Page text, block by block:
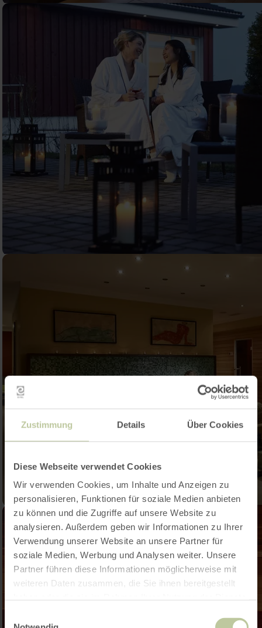
Zustimmung Details Über Cookies
Diese Webseite verwendet Cookies
Wir verwenden Cookies, um Inhalte und Anzeigen zu
personalisieren, Funktionen für soziale Medien anbieten
zu können und die Zugriffe auf unsere Website zu
analysieren. Außerdem geben wir Informationen zu Ihrer
Verwendung unserer Website an unsere Partner für
soziale Medien, Werbung und Analysen weiter. Unsere
Partner führen diese Informationen möglicherweise mit
weiteren Daten zusammen, die Sie ihnen bereitgestellt